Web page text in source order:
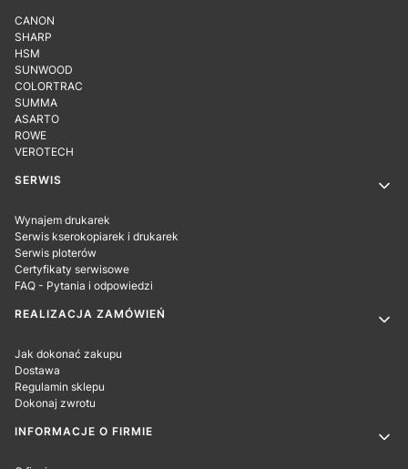
CANON
SHARP
HSM
SUNWOOD
COLORTRAC
SUMMA
ASARTO
ROWE
VEROTECH
SERWIS
Wynajem drukarek
Serwis kserokopiarek i drukarek
Serwis ploterów
Certyfikaty serwisowe
FAQ - Pytania i odpowiedzi
REALIZACJA ZAMÓWIEŃ
Jak dokonać zakupu
Dostawa
Regulamin sklepu
Dokonaj zwrotu
INFORMACJE O FIRMIE